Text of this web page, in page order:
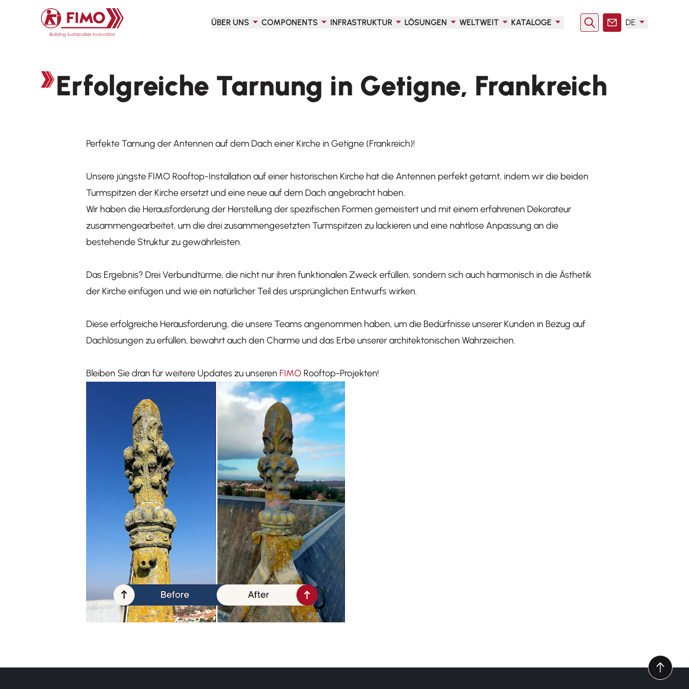
Zurück zur Startseite
ÜBER UNS
COMPONENTS INFRASTRUKTUR LÖSUNGEN WELTWEIT KATALOGE SucheKontakt
DE
Erfolgreiche Tarnung in Getigne, Frankreich
Perfekte Tarnung der Antennen auf dem Dach einer Kirche in Getigne (Frankreich)!
Unsere jüngste FIMO Rooftop-Installation auf einer historischen Kirche hat die Antennen perfekt getarnt, indem wir die beiden
Turmspitzen der Kirche ersetzt und eine neue auf dem Dach angebracht haben.
Wir haben die Herausforderung der Herstellung der spezifischen Formen gemeistert und mit einem erfahrenen Dekorateur
zusammengearbeitet, um die drei zusammengesetzten Turmspitzen zu lackieren und eine nahtlose Anpassung an die
bestehende Struktur zu gewährleisten.
Das Ergebnis? Drei Verbundtürme, die nicht nur ihren funktionalen Zweck erfüllen, sondern sich auch harmonisch in die Ästhetik
der Kirche einfügen und wie ein natürlicher Teil des ursprünglichen Entwurfs wirken.
Diese erfolgreiche Herausforderung, die unsere Teams angenommen haben, um die Bedürfnisse unserer Kunden in Bezug auf
Dachlösungen zu erfüllen, bewahrt auch den Charme und das Erbe unserer architektonischen Wahrzeichen.
Bleiben Sie dran für weitere Updates zu unseren FIMO Rooftop-Projekten!